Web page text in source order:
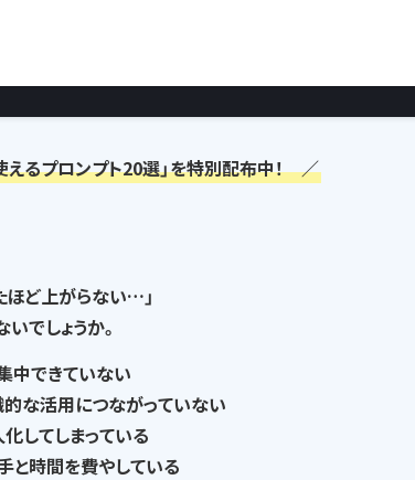
るプロンプト20選」を特別配布中！ ／
ほど上がらない…」
でしょうか。
中できていない
な活用につながっていない
化してしまっている
と時間を費やしている